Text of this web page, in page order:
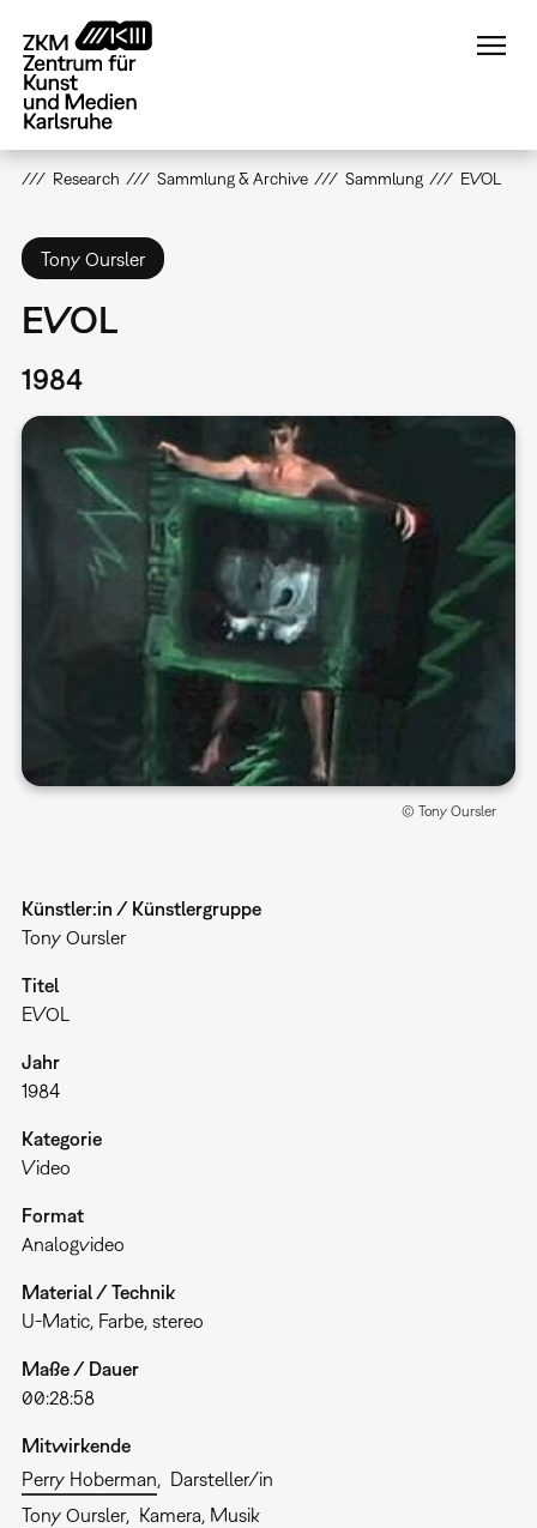
zum
Inhalt
Research Sammlung & Archive Sammlung EVOL
Tony Oursler
EVOL
1984
© Tony Oursler
Künstler:in / Künstlergruppe
Tony Oursler
Titel
EVOL
Jahr
1984
Kategorie
Video
Format
Analogvideo
Material / Technik
U-Matic, Farbe, stereo
Maße / Dauer
00:28:58
Mitwirkende
Perry Hoberman
Darsteller/in
Tony Oursler
Kamera, Musik